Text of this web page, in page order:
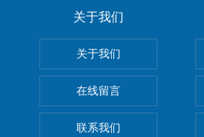
关于我们
关于我们
在线留言
联系我们